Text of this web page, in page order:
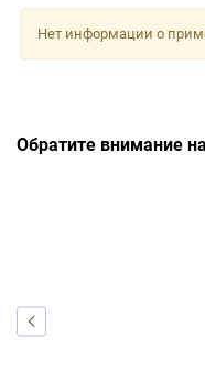
Нет информации о
Обратите внимание